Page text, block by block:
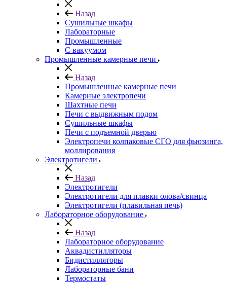
Назад
Сушильные шкафы
Лабораторные
Промышленные
С вакуумом
Промышленные камерные печи
Назад
Промышленные камерные печи
Камерные электропечи
Шахтные печи
Печи с выдвижным подом
Сушильные шкафы
Печи с подъемной дверью
Электропечи колпаковые СГО для фьюзинга,
моллирования
Электротигели
Назад
Электротигели
Электротигели для плавки олова/свинца
Электротигели (плавильная печь)
Лабораторное оборудование
Назад
Лабораторное оборудование
Аквадистилляторы
Бидистилляторы
Лабораторные бани
Термостаты